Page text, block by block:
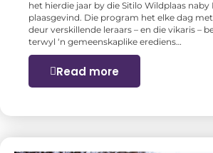
het hierdie jaar by die Sitilo Wildplaas naby
plaasgevind. Die program het elke dag
deur verskillende leraars – en die vikaris –
terwyl ‘n gemeenskaplike erediens…
Read more